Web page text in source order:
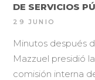
DE SERVICIOS
29 JUNIO
Minutos después
Mazzuel presidió
comisión interna